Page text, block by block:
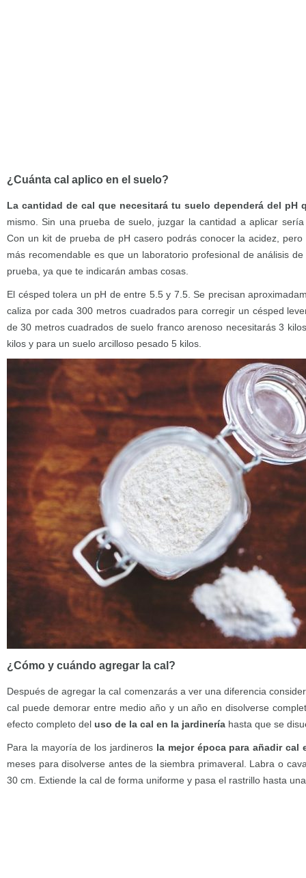
¿Cuánta cal aplico en el suelo?
La cantidad de cal que necesitará tu suelo dependerá del pH
mismo. Sin una prueba de suelo, juzgar la cantidad a aplicar
Con un kit de prueba de pH casero podrás conocer la acidez,
más recomendable es que un laboratorio profesional de análisis
prueba, ya que te indicarán ambas cosas.
El césped tolera un pH de entre 5.5 y 7.5. Se precisan
caliza por cada 300 metros cuadrados para corregir un césped
de 30 metros cuadrados de suelo franco arenoso necesitarás 3
kilos y para un suelo arcilloso pesado 5 kilos.
¿Cómo y cuándo agregar la cal?
Después de agregar la cal comenzarás a ver una diferencia
cal puede demorar entre medio año y un año en disolverse
efecto completo del uso de la cal en la jardinería hasta que se
Para la mayoría de los jardineros la mejor época para añadir cal
meses para disolverse antes de la siembra primaveral. Labra o
30 cm. Extiende la cal de forma uniforme y pasa el rastrillo hasta